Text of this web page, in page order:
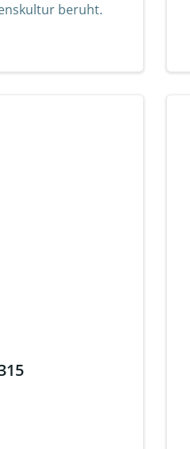
beruht.